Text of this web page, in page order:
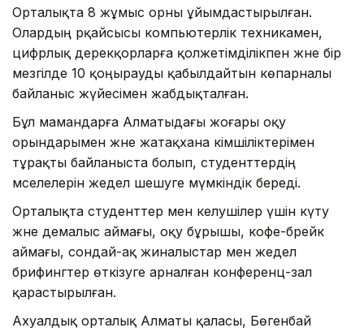
Орталықта 8 жұмыс орны ұйымдастырылған.
Олардың әрқайсысы компьютерлік техникамен,
цифрлық дерекқорларға қолжетімділікпен және бір
мезгілде 10 қоңырауды қабылдайтын көпарналы
байланыс жүйесімен жабдықталған.
Бұл мамандарға Алматыдағы жоғары оқу
орындарымен және жатақхана әкімшіліктерімен
тұрақты байланыста болып, студенттердің
мәселелерін жедел шешуге мүмкіндік береді.
Орталықта студенттер мен келушілер үшін күту
және демалыс аймағы, оқу бұрышы, кофе-брейк
аймағы, сондай-ақ жиналыстар мен жедел
брифингтер өткізуге арналған конференц-зал
қарастырылған.
Ахуалдық орталық Алматы қаласы, Бөгенбай